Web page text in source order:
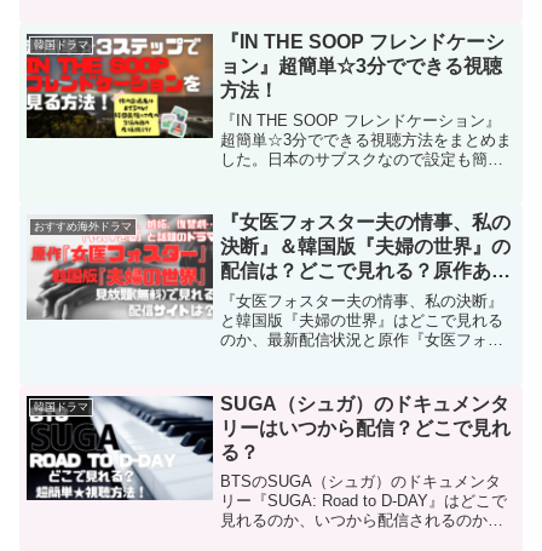
みどころ、キャスト情報などもまとめて
います。
韓国ドラマ
『IN THE SOOP フレンドケーシ
ョン』超簡単☆3分でできる視聴
方法！
『IN THE SOOP フレンドケーション』
超簡単☆3分でできる視聴方法をまとめま
した。日本のサブスクなので設定も簡
ソジュン、Peakboy、チェ・ウシク、パ
ク・ヒョンシク、そしてBTSテテことキ
ムテヒョン（V）、彼らウガファミリー
（ウガウガ会）のメンバーが旅行を楽し
むリアリティ番組を快適に楽しんでくだ
さい！
おすすめ海外ドラマ
『女医フォスター夫の情事、私の
決断』＆韓国版『夫婦の世界』の
配信は？どこで見れる？原作あら
すじ＆感想！
『女医フォスター夫の情事、私の決断』
と韓国版『夫婦の世界』はどこで見れる
のか、最新配信状況と原作『女医フォス
た。ドロドロの復讐劇に怖いもの見たさ
でハマる『女医フォスター』の、いま話
題になっている韓国版『夫婦の世界』を
アマゾンプライムなど人気配信サイトの
配信状況をご紹介します！
韓国ドラマ
SUGA（シュガ）のドキュメンタ
リーはいつから配信？どこで見れ
る？
BTSのSUGA（シュガ）のドキュメンタ
リー『SUGA: Road to D-DAY』はどこで
見れるのか、いつから配信されるのかを